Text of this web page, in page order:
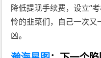
降低提现手续费，设立“
怜的韭菜们，自己一次又
凶。